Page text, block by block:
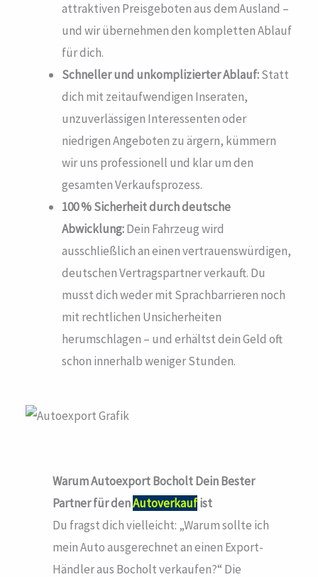
attraktiven Preisgeboten aus dem Ausland –
und wir übernehmen den kompletten Ablauf
für dich.
Schneller und unkomplizierter Ablauf:Statt
dich mit zeitaufwendigen Inseraten,
unzuverlässigen Interessenten oder
niedrigen Angeboten zu ärgern, kümmern
wir uns professionell und klar um den
gesamten Verkaufsprozess.
100 % Sicherheit durch deutsche
Abwicklung:Dein Fahrzeug wird
ausschließlich an einen vertrauenswürdigen,
deutschen Vertragspartner verkauft. Du
musst dich weder mit Sprachbarrieren noch
mit rechtlichen Unsicherheiten
herumschlagen – und erhältst dein Geld oft
schon innerhalb weniger Stunden.
Warum Autoexport BocholtDein Bester
Partner für denAutoverkaufist
Du fragst dich vielleicht: „Warum sollte ich
mein Auto ausgerechnet an einen Export-
Händler aus Bocholt verkaufen?“ Die